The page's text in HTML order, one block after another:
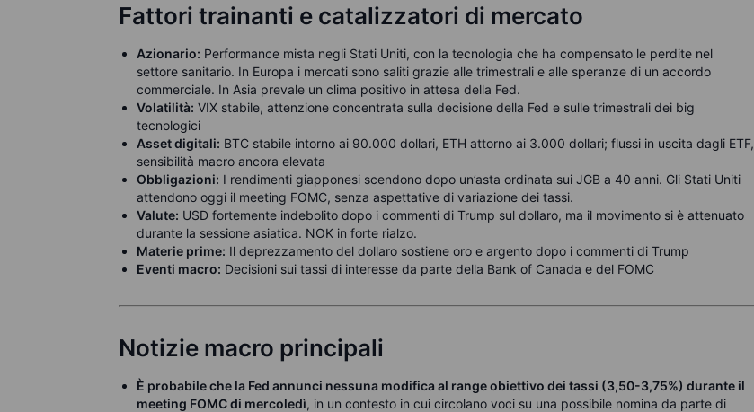
Fattori trainanti e catalizzatori di mercato
Azionario: Performance mista negli Stati Uniti, con la tecnologia che ha compensato le perdite nel
settore sanitario. In Europa i mercati sono saliti grazie alle trimestrali e alle speranze di un accordo
commerciale. In Asia prevale un clima positivo in attesa della Fed.
Volatilità: VIX stabile, attenzione concentrata sulla decisione della Fed e sulle trimestrali dei big
tecnologici
Asset digitali: BTC stabile intorno ai 90.000 dollari, ETH attorno ai 3.000 dollari; flussi in uscita dagli ETF,
sensibilità macro ancora elevata
Obbligazioni: I rendimenti giapponesi scendono dopo un’asta ordinata sui JGB a 40 anni. Gli Stati Uniti
attendono oggi il meeting FOMC, senza aspettative di variazione dei tassi.
Valute: USD fortemente indebolito dopo i commenti di Trump sul dollaro, ma il movimento si è attenuato
durante la sessione asiatica. NOK in forte rialzo.
Materie prime: Il deprezzamento del dollaro sostiene oro e argento dopo i commenti di Trump
Eventi macro: Decisioni sui tassi di interesse da parte della Bank of Canada e del FOMC
Notizie macro principali
È probabile che la Fed annunci nessuna modifica al range obiettivo dei tassi (3,50-3,75%) durante il
meeting FOMC di mercoledì, in un contesto in cui circolano voci su una possibile nomina da parte di